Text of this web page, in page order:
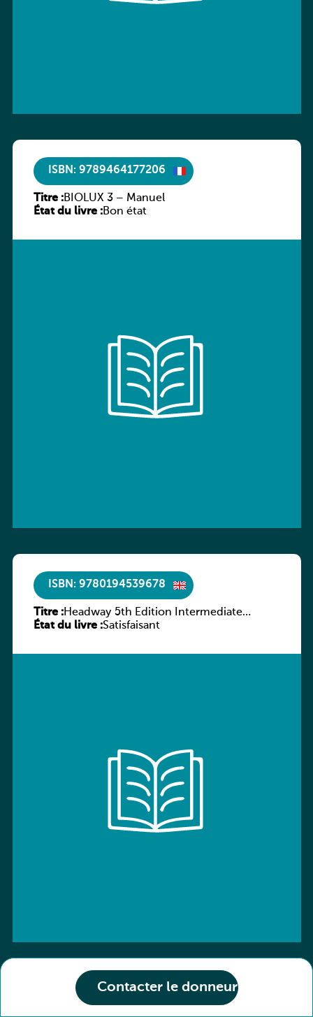
Contacter le donneur
ISBN: 9789464177206
Titre :BIOLUX 3 – Manuel
État du livre :Bon état
ISBN: 9780194539678
Titre :Headway 5th Edition Intermediate
Workbook without key
État du livre :Satisfaisant
ISBN: 9780194539678